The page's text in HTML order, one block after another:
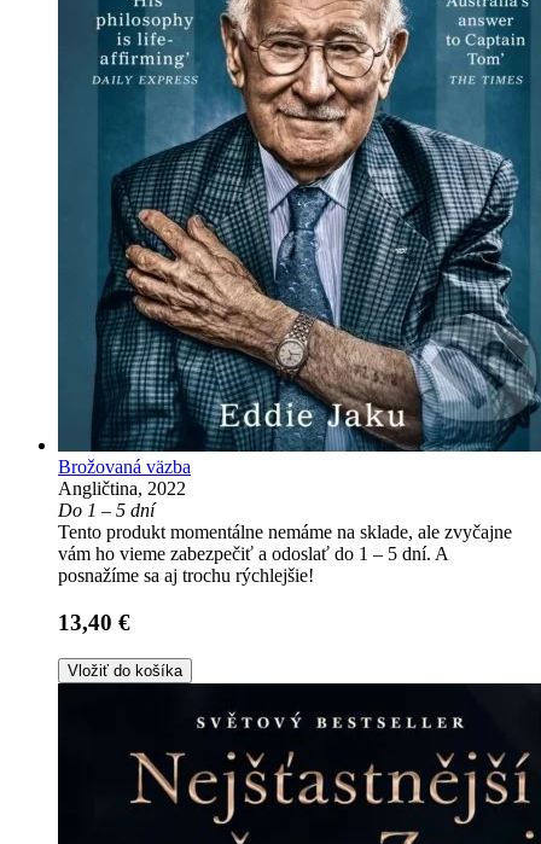
Brožovaná väzba
Angličtina, 2022
Do 1 – 5 dní
Tento produkt momentálne nemáme na sklade, ale zvyčajne
vám ho vieme zabezpečiť a odoslať do 1 – 5 dní. A
posnažíme sa aj trochu rýchlejšie!
13,40 €
Vložiť do košíka